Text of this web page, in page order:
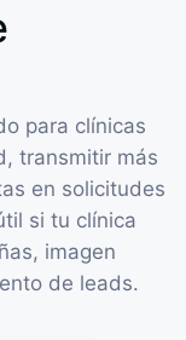
para clínicas
transmitir más
en solicitudes
si tu clínica
imagen
de leads.